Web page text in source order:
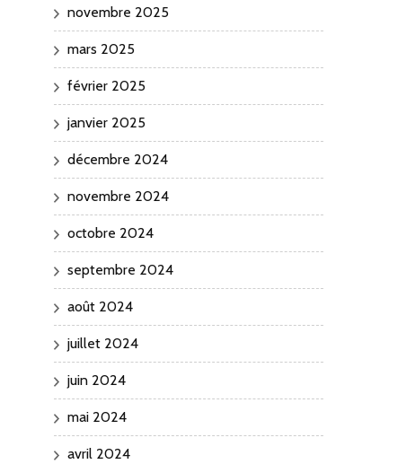
novembre 2025
mars 2025
février 2025
janvier 2025
décembre 2024
novembre 2024
octobre 2024
septembre 2024
août 2024
juillet 2024
juin 2024
mai 2024
avril 2024